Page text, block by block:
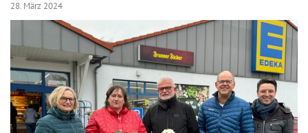
28. März 2024